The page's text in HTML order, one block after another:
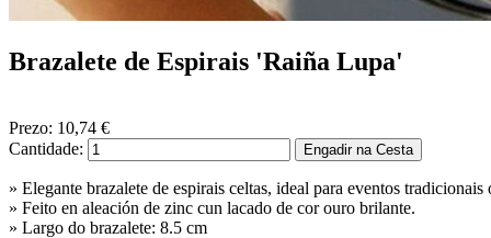
Brazalete de Espirais 'Raiña Lupa'
Prezo: 10,74 €
Cantidade:
» Elegante brazalete de espirais celtas, ideal para eventos
» Feito en aleación de zinc cun lacado de cor ouro brilante.
» Largo do brazalete: 8.5 cm